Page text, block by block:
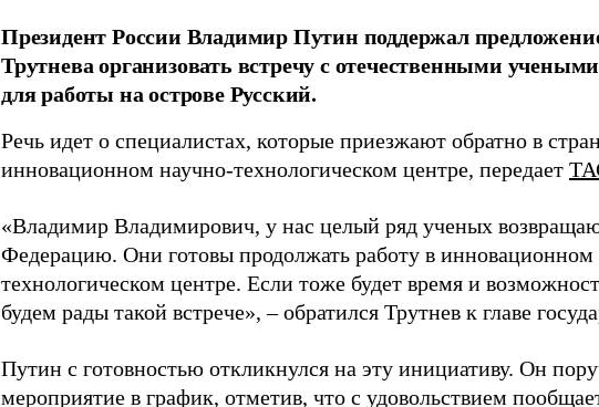
Президент России Владимир Путин поддержал
Трутнева организовать встречу с отечественными
для работы на острове Русский.
Речь идет о специалистах, которые приезжают обратно в
инновационном научно-технологическом центре, передает
«Владимир Владимирович, у нас целый ряд ученых
Федерацию. Они готовы продолжать работу в инновационном
технологическом центре. Если тоже будет время и
будем рады такой встрече», – обратился Трутнев к главе
Путин с готовностью откликнулся на эту инициативу. Он
мероприятие в график, отметив, что с удовольствием